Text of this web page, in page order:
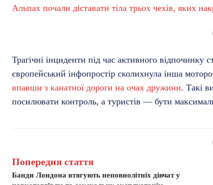
Альпах почали діставати тіла трьох чехів, яких
Трагічні інциденти під час активного
європейський інфопростір сколихнула інша
впавши з канатної дороги на очах дружини. Такі
посилювати контроль, а туристів — бути
Попередня стаття
Банди Лондона втягують неповнолітніх дівчат у